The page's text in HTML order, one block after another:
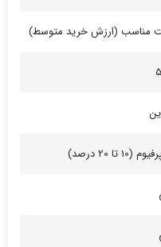
مناسب (ارزش خرید متوسط)
(10 تا 20 درصد)